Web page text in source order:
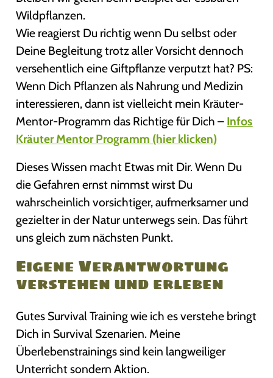
Wildpflanzen.
Wie reagierst Du richtig wenn Du selbst oder
Deine Begleitung trotz aller Vorsicht dennoch
versehentlich eine Giftpflanze verputzt hat? PS:
Wenn Dich Pflanzen als Nahrung und Medizin
interessieren, dann ist vielleicht mein Kräuter-
Mentor-Programm das Richtige für Dich – Infos
Kräuter Mentor Programm (hier klicken)
Dieses Wissen macht Etwas mit Dir. Wenn Du
die Gefahren ernst nimmst wirst Du
wahrscheinlich vorsichtiger, aufmerksamer und
gezielter in der Natur unterwegs sein. Das führt
uns gleich zum nächsten Punkt.
Eigene Verantwortung
verstehen und erleben
Gutes Survival Training wie ich es verstehe bringt
Dich in Survival Szenarien. Meine
Überlebenstrainings sind kein langweiliger
Unterricht sondern Aktion.